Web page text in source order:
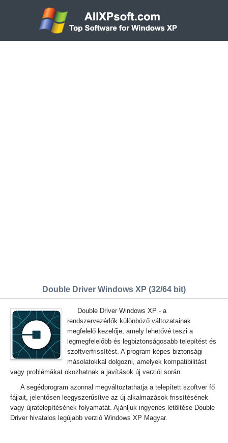
Double Driver Windows XP (32/64 bit)
Double Driver Windows XP - a
rendszervezérlők különböző változatainak
megfelelő kezelője, amely lehetővé teszi a
legmegfelelőbb és legbiztonságosabb telepítést és
szoftverfrissítést. A program képes biztonsági
másolatokkal dolgozni, amelyek kompatibilitást
vagy problémákat okozhatnak a javítások új verziói során.
A segédprogram azonnal megváltoztathatja a telepített szoftver fő
fájlait, jelentősen leegyszerűsítve az új alkalmazások frissítésének
vagy újratelepítésének folyamatát. Ajánljuk ingyenes letöltése Double
Driver hivatalos legújabb verzió Windows XP Magyar.